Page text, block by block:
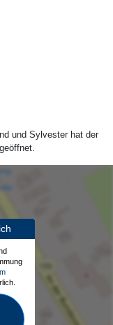
und Sylvester hat der